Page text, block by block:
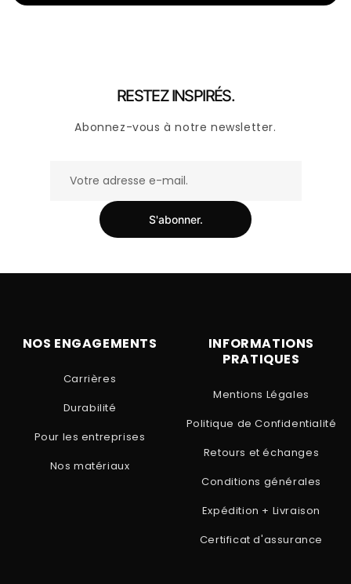
RESTEZ INSPIRÉS.
Abonnez-vous à notre newsletter.
S'abonner.
NOS ENGAGEMENTS
Carrières
Durabilité
Pour les entreprises
Nos matériaux
INFORMATIONS
PRATIQUES
Mentions Légales
Politique de Confidentialité
Retours et échanges
Conditions générales
Expédition + Livraison
Certificat d'assurance